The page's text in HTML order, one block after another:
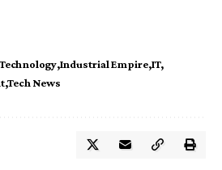
Industrial Empire IT
Tech News